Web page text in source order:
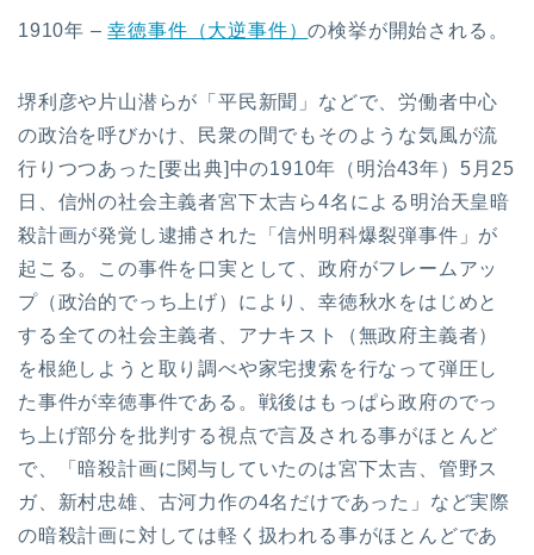
1910年 –幸徳事件（大逆事件）の検挙が開始される。
堺利彦や片山潜らが「平民新聞」などで、労働者中心
の政治を呼びかけ、民衆の間でもそのような気風が流
行りつつあった[要出典]中の1910年（明治43年）5月25
日、信州の社会主義者宮下太吉ら4名による明治天皇暗
殺計画が発覚し逮捕された「信州明科爆裂弾事件」が
起こる。この事件を口実として、政府がフレームアッ
プ（政治的でっち上げ）により、幸徳秋水をはじめと
する全ての社会主義者、アナキスト（無政府主義者）
を根絶しようと取り調べや家宅捜索を行なって弾圧し
た事件が幸徳事件である。戦後はもっぱら政府のでっ
ち上げ部分を批判する視点で言及される事がほとんど
で、「暗殺計画に関与していたのは宮下太吉、管野ス
ガ、新村忠雄、古河力作の4名だけであった」など実際
の暗殺計画に対しては軽く扱われる事がほとんどであ